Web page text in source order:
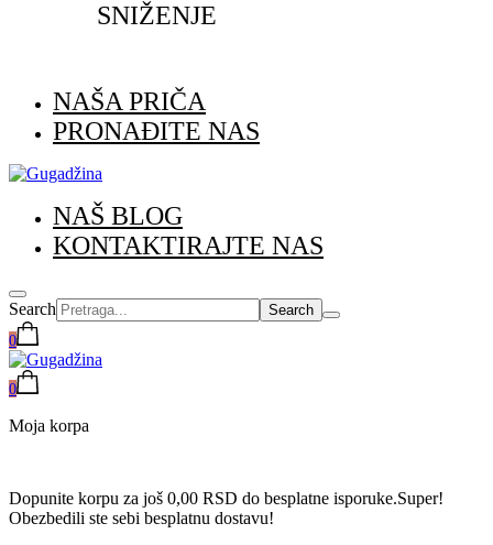
SNIŽENJE
NAŠA PRIČA
PRONAĐITE NAS
NAŠ BLOG
KONTAKTIRAJTE NAS
Search
0
0
Moja korpa
Dopunite korpu za još 0,00 RSD do besplatne isporuke.Super!
Obezbedili ste sebi besplatnu dostavu!